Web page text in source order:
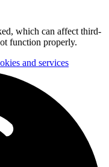
which can affect third-
function properly.
and services